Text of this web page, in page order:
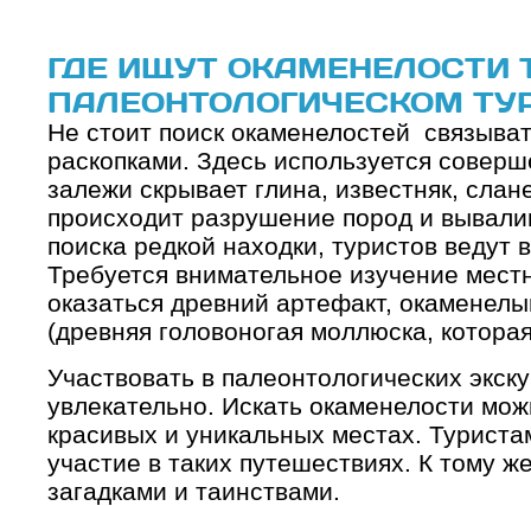
ГДЕ ИЩУТ ОКАМЕНЕЛОСТИ
ПАЛЕОНТОЛОГИЧЕСКОМ
Не стоит поиск окаменелостей
раскопками. Здесь используется
залежи скрывает глина, известняк,
происходит разрушение пород и
поиска редкой находки, туристов ведут
Требуется внимательное изучение
оказаться древний артефакт,
(древняя головоногая моллюска,
Участвовать в палеонтологических
увлекательно. Искать окаменелости
красивых и уникальных местах.
участие в таких путешествиях. К тому
загадками и таинствами.